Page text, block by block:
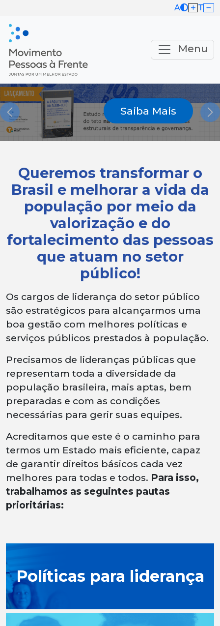
A T
Menu
Saiba Mais
Previous
Queremos transformar o
Brasil e melhorar a vida da
população por meio da
valorização e do
fortalecimento das pessoas
que atuam no setor
público!
Os cargos de liderança do setor público
são estratégicos para alcançarmos uma
boa gestão com melhores políticas e
serviços públicos prestados à população.
Precisamos de lideranças públicas que
representam toda a diversidade da
população brasileira, mais aptas, bem
preparadas e com as condições
necessárias para gerir suas equipes.
Acreditamos que este é o caminho para
termos um Estado mais eficiente, capaz
de garantir direitos básicos cada vez
melhores para todas e todos. Para isso,
trabalhamos as seguintes pautas
prioritárias:
Políticas para liderança